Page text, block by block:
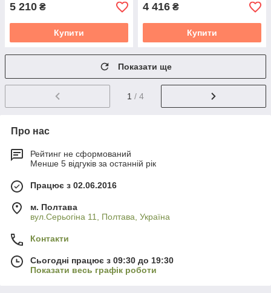
5 210 ₴
Купити
4 416 ₴
Купити
Показати ще
1 / 4
Про нас
Рейтинг не сформований
Менше 5 відгуків за останній рік
Працює з 02.06.2016
м. Полтава
вул.Серьогіна 11, Полтава, Україна
Контакти
Сьогодні працює з 09:30 до 19:30
Показати весь графік роботи